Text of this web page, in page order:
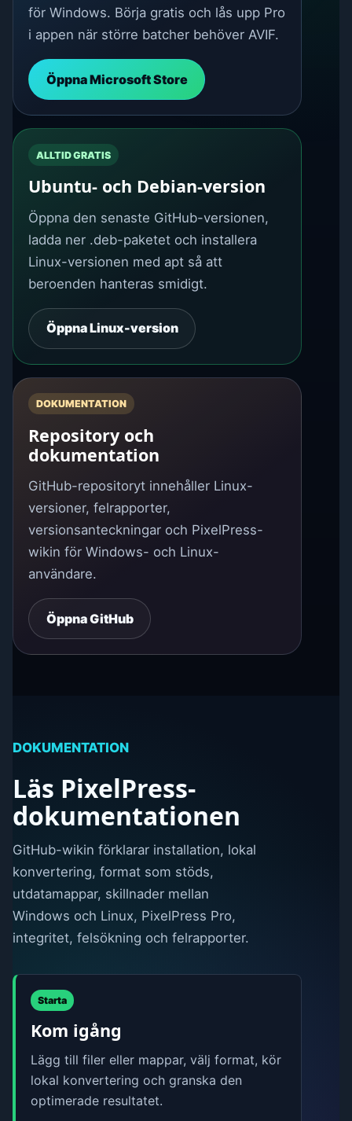
för Windows. Börja gratis och lås upp Pro
i appen när större batcher behöver AVIF.
Öppna Microsoft Store
ALLTID GRATIS
Ubuntu- och Debian-version
Öppna den senaste GitHub-versionen,
ladda ner .deb-paketet och installera
Linux-versionen med apt så att
beroenden hanteras smidigt.
Öppna Linux-version
DOKUMENTATION
Repository och
dokumentation
GitHub-repositoryt innehåller Linux-
versioner, felrapporter,
versionsanteckningar och PixelPress-
wikin för Windows- och Linux-
användare.
Öppna GitHub
DOKUMENTATION
Läs PixelPress-
dokumentationen
GitHub-wikin förklarar installation, lokal
konvertering, format som stöds,
utdatamappar, skillnader mellan
Windows och Linux, PixelPress Pro,
integritet, felsökning och felrapporter.
Starta
Kom igång
Lägg till filer eller mappar, välj format, kör
lokal konvertering och granska den
optimerade resultatet.